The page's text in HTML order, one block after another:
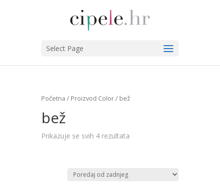
Select Page
Početna / Proizvod Color / bež
bež
Prikazuje se svih 4 rezultata